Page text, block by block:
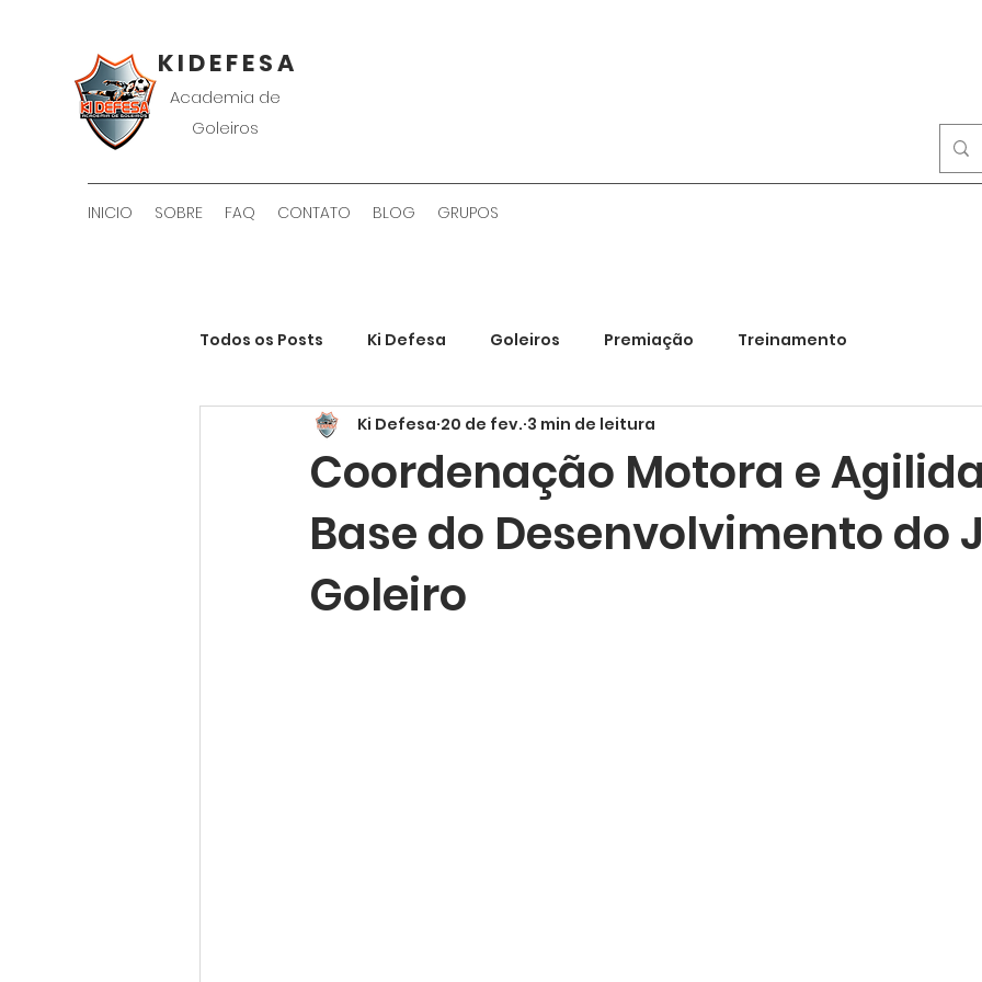
K I D E F E S A
Academia de
Goleiros
INICIO SOBRE FAQ CONTATO BLOG GRUPOS
Todos os Posts Ki Defesa Goleiros Premiação Treinamento
Coordenação Motora e
Base do Desenvolvimento do
Goleiro
Ki Defesa 20 de fev. 3 min de leitura